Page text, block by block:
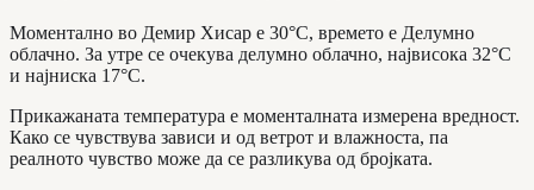
Моментално во Демир Хисар е 30°C, времето е Делумно
облачно. За утре се очекува делумно облачно, највисока 32°C
и најниска 17°C.
Прикажаната температура е моменталната измерена вредност.
Како се чувствува зависи и од ветрот и влажноста, па
реалното чувство може да се разликува од бројката.